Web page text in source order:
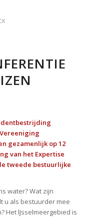
gezamenlijk op 12
van het Expertise
tweede bestuurlijke
water? Wat zijn
u als bestuurder mee
Het lJsselmeergebied is